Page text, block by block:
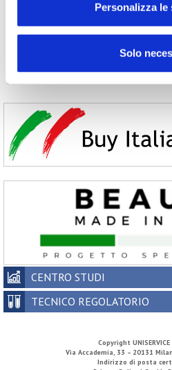
Personalizza le
Solo
2021
2018
2014
2013
2002
CENTRO STUDI
TECNICO REGOLATORIO
Copyright UNISERVICE
Via Accademia, 33 – 20131
Indirizzo di posta